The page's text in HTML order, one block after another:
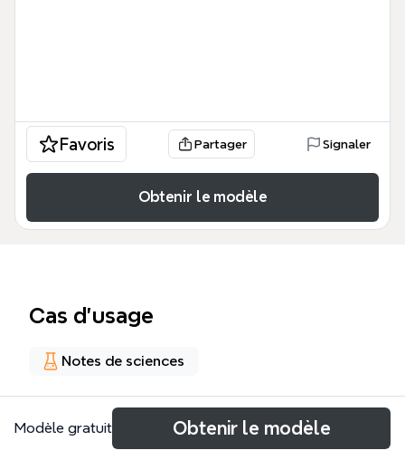
Favoris Partager Signaler
Obtenir le modèle
Cas d’usage
Notes de sciences
À propos
Modèle gratuit Obtenir le modèle